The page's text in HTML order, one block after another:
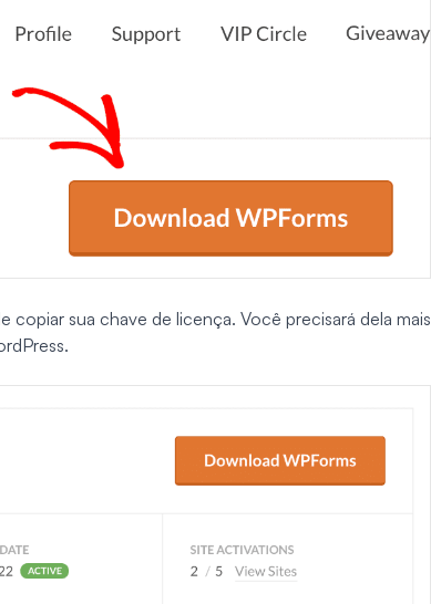
sua chave de licença. Você precisará dela mais